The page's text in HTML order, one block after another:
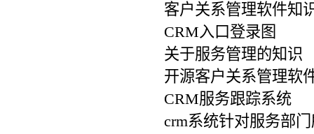
客户关系管理软件知
CRM入口登录图
关于服务管理的知识
开源客户关系管理软
CRM服务跟踪系统
crm系统针对服务部